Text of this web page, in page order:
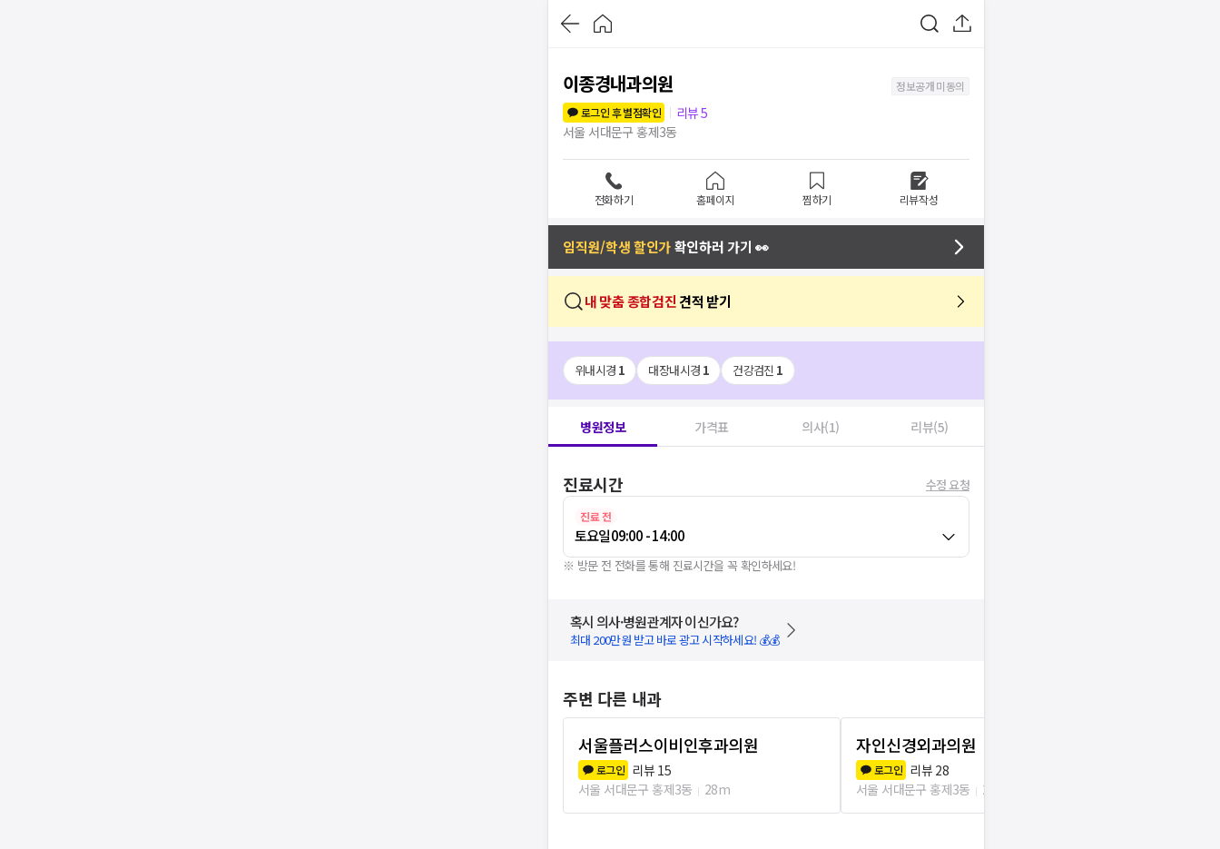
이종경내과의원
정보공개 미동의
로그인 후 별점확인
리뷰5
서울 서대문구 홍제3동
전화하기 홈페이지 찜하기 리뷰작성
임직원/학생 할인가확인하러 가기 👀
내 맞춤 종합검진 견적 받기
위내시경 1 대장내시경 1 건강검진 1
병원정보 가격표 의사(1) 리뷰(5)
진료시간 수정 요청
진료 전
토요일09:00 - 14:00
※ 방문 전 전화를 통해 진료시간을 꼭 확인하세요!
혹시 의사·병원관계자 이신가요?
최대 200만원 받고 바로 광고 시작하세요! 💰💰
주변 다른 내과
서울플러스이비인후과의원
로그인 리뷰 15
서울 서대문구 홍제3동
28m
자인신경외과의원
로그인 리뷰 28
서울 서대문구 홍제3동
29m